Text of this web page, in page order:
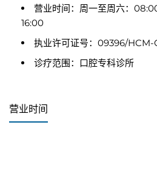
营业时间：周一至周六：
16:00
执业许可证号：09396/
诊疗范围：口腔专科诊所
营业时间